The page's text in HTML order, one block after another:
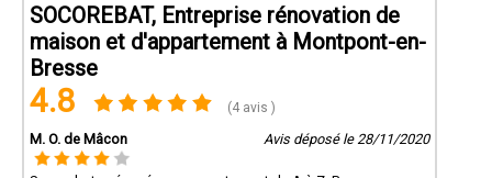
SOCOREBAT, Entreprise rénovation de
maison et d'appartement à Montpont-en-
Bresse
4.8 (4 avis )
M. O. de Mâcon Avis déposé le 28/11/2020